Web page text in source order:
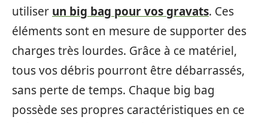
utiliser un big bag pour vos gravats. Ces
éléments sont en mesure de supporter des
charges très lourdes. Grâce à ce matériel,
tous vos débris pourront être débarrassés,
sans perte de temps. Chaque big bag
possède ses propres caractéristiques en ce